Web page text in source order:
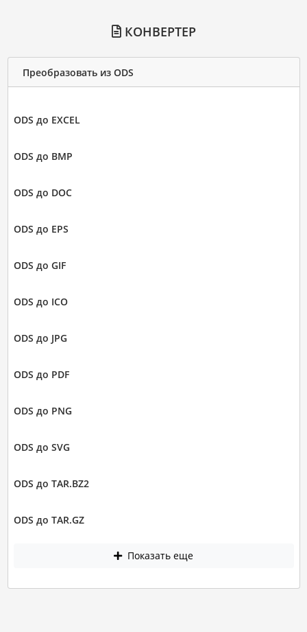
КОНВЕРТЕР
Преобразовать из ODS
ODS до EXCEL
ODS до BMP
ODS до DOC
ODS до EPS
ODS до GIF
ODS до ICO
ODS до JPG
ODS до PDF
ODS до PNG
ODS до SVG
ODS до TAR.BZ2
ODS до TAR.GZ
Показать еще